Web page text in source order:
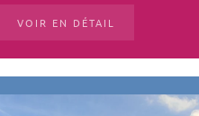
VOIR EN DÉTAIL